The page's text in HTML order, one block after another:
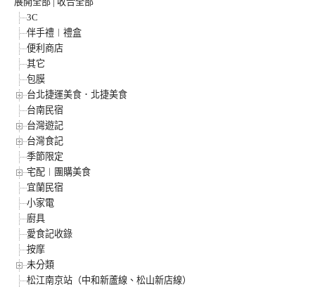
3C
伴手禮︱禮盒
便利商店
其它
包膜
台北捷運美食．北捷美食
台南民宿
台灣遊記
台灣食記
季節限定
宅配︱團購美食
宜蘭民宿
小家電
廚具
愛食記收錄
按摩
未分類
松江南京站（中和新蘆線、松山新店線）